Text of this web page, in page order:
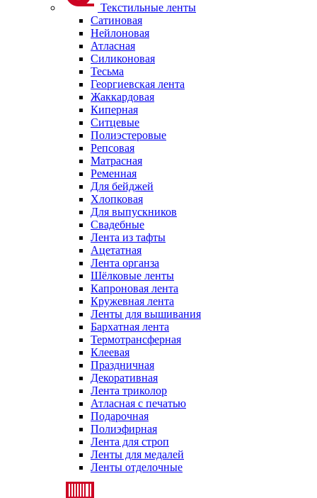
Текстильные ленты
Сатиновая
Нейлоновая
Атласная
Силиконовая
Тесьма
Георгиевская лента
Жаккардовая
Киперная
Ситцевые
Полиэстеровые
Репсовая
Матрасная
Ременная
Для бейджей
Хлопковая
Для выпускников
Свадебные
Лента из тафты
Ацетатная
Лента органза
Шёлковые ленты
Капроновая лента
Кружевная лента
Ленты для вышивания
Бархатная лента
Термотрансферная
Клеевая
Праздничная
Декоративная
Лента триколор
Атласная с печатью
Подарочная
Полиэфирная
Лента для строп
Ленты для медалей
Ленты отделочные